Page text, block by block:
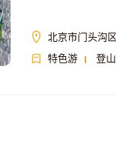
北京市门头沟
特色游
登山